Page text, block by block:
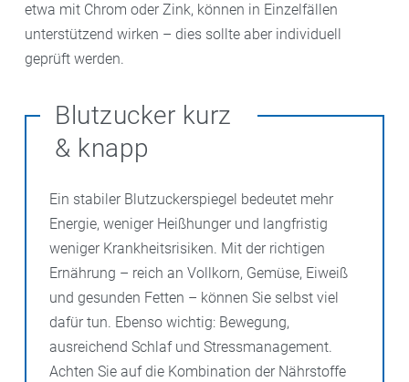
etwa mit Chrom oder Zink, können in Einzelfällen
unterstützend wirken – dies sollte aber individuell
geprüft werden.
Blutzucker kurz
& knapp
Ein stabiler Blutzuckerspiegel bedeutet mehr
Energie, weniger Heißhunger und langfristig
weniger Krankheitsrisiken. Mit der richtigen
Ernährung – reich an Vollkorn, Gemüse, Eiweiß
und gesunden Fetten – können Sie selbst viel
dafür tun. Ebenso wichtig: Bewegung,
ausreichend Schlaf und Stressmanagement.
Achten Sie auf die Kombination der Nährstoffe